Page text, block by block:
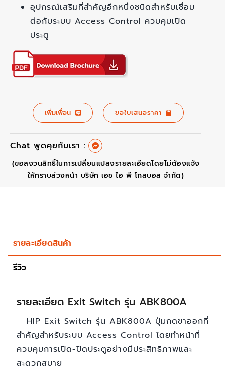
อุปกรณ์เสริมที่สำคัญอีกหนึ่งชนิดสำหรับเชื่อม
ต่อกับระบบ Access Control ควบคุมเปิด
ประตู
เพิ่มเพื่อน ขอใบเสนอราคา
Chat พูดคุยกับเรา :
(ขอสงวนสิทธิ์ในการเปลี่ยนแปลงรายละเอียดโดยไม่ต้องแจ้ง
ให้ทราบส่วงหน้า บริษัท เอช ไอ พี โกลบอล จำกัด)
รายละเอียดสินค้า
รีวิว
รายละเอียด Exit Switch รุ่น ABK800A
HIP Exit Switch รุ่น ABK800A ปุ่มกดขาออกที่
สำคัญสำหรับระบบ Access Control โดยทำหน้าที่
ควบคุมการเปิด-ปิดประตูอย่างมีประสิทธิภาพและ
สะดวกสบาย